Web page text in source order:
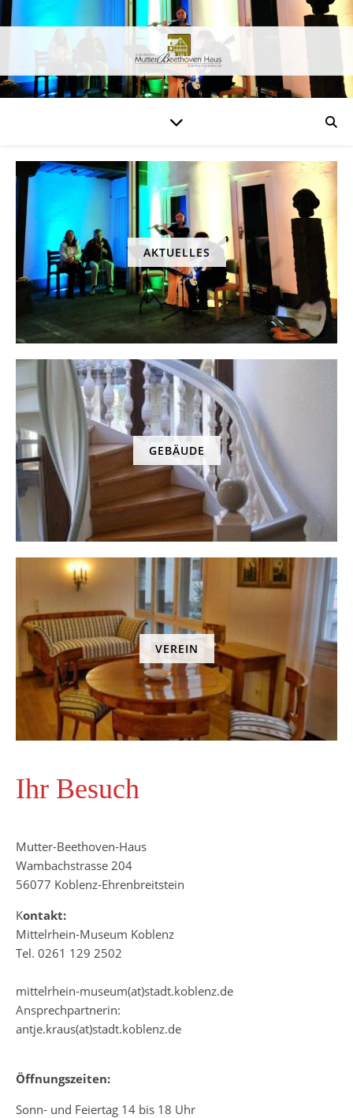
AKTUELLES
GEBÄUDE
VEREIN
Ihr Besuch
Mutter-Beethoven-Haus
Wambachstrasse 204
56077 Koblenz-Ehrenbreitstein
Kontakt:
Mittelrhein-Museum Koblenz
Tel. 0261 129 2502
mittelrhein-museum(at)stadt.koblenz.de
Ansprechpartnerin:
antje.kraus(at)stadt.koblenz.de
Öffnungszeiten:
Sonn- und Feiertag 14 bis 18 Uhr